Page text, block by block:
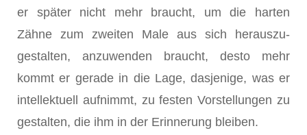
er später nicht mehr braucht, um die harten
Zähne zum zweiten Male aus sich herauszu­
gestalten, anzuwenden braucht, desto mehr
kommt er gerade in die Lage, dasjenige, was er
intellektuell aufnimmt, zu festen Vorstellun­gen zu
gestalten, die ihm in der Erinnerung bleiben.